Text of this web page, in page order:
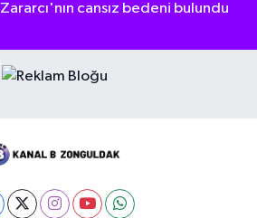
Zararcı'nın cansız bedeni bulundu